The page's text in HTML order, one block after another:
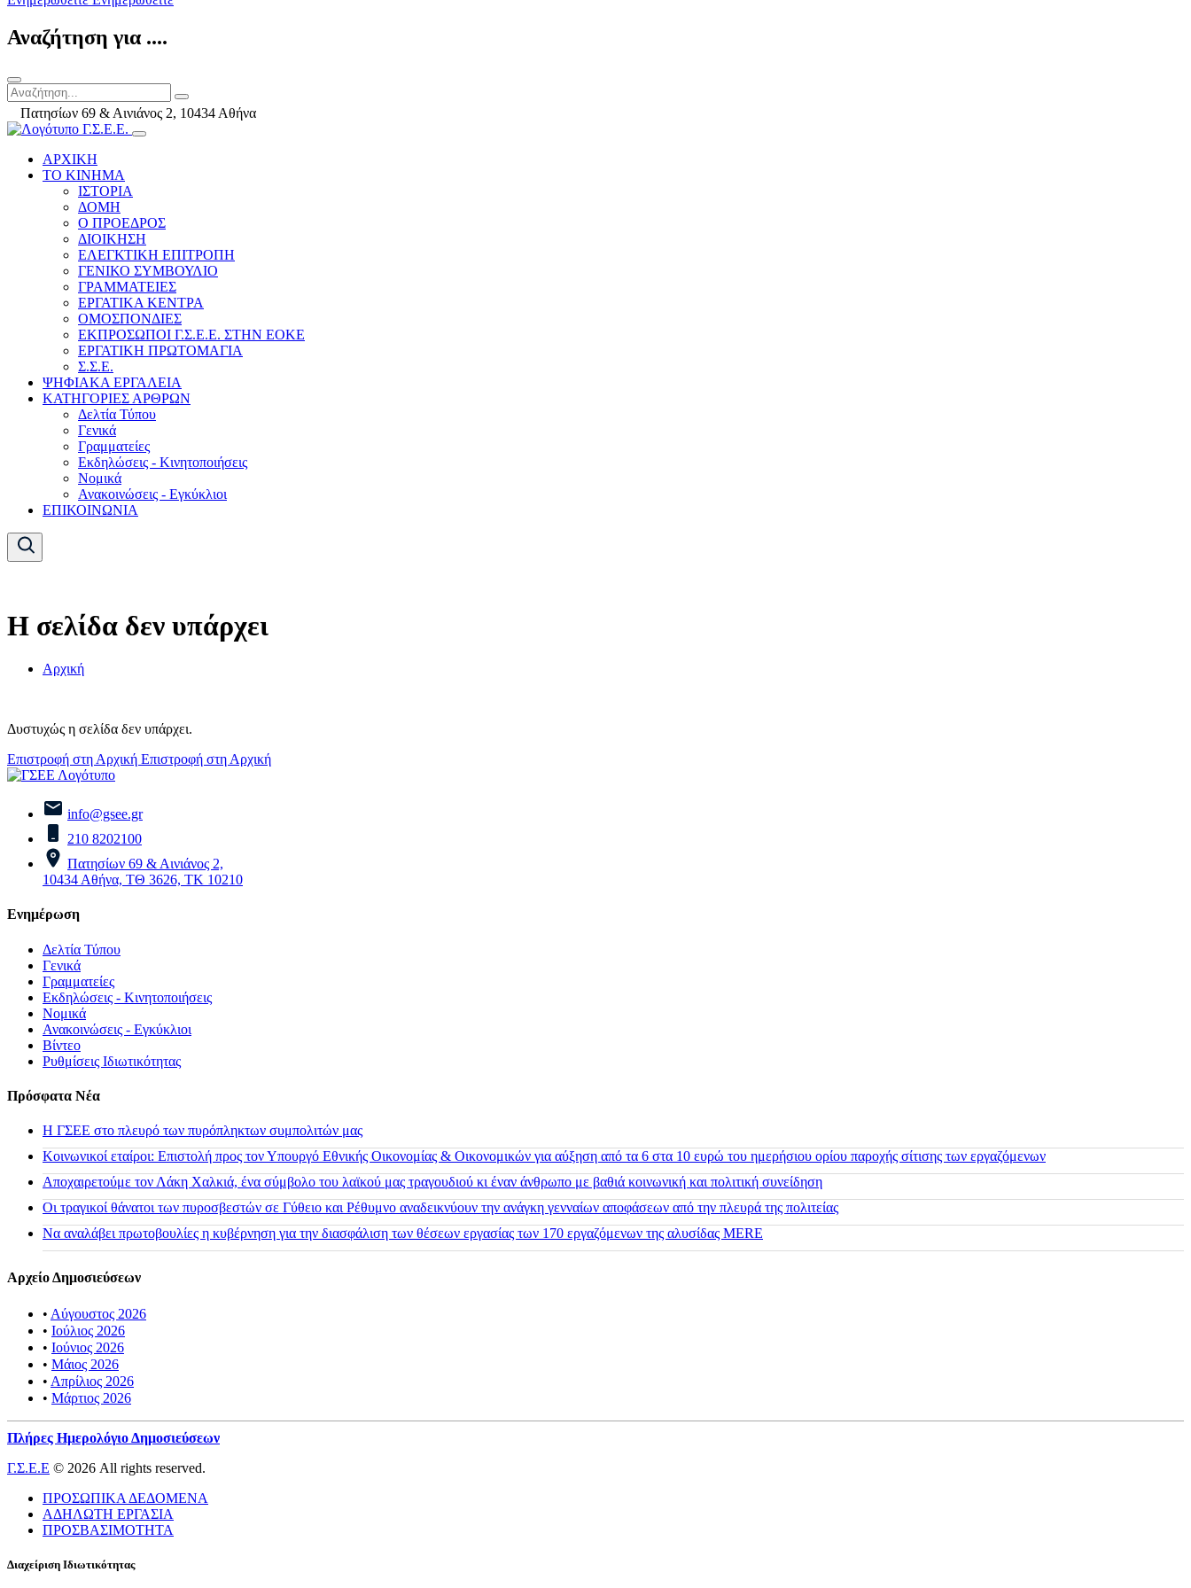
Αναζήτηση για ....
Πατησίων 69 & Αινιάνος 2, 10434 Αθήνα
ΑΡΧΙΚΗ
ΤΟ ΚΙΝΗΜΑ
ΙΣΤΟΡΙΑ
ΔΟΜΗ
Ο ΠΡΟΕΔΡΟΣ
ΔΙΟΙΚΗΣΗ
ΕΛΕΓΚΤΙΚΗ ΕΠΙΤΡΟΠΗ
ΓΕΝΙΚΟ ΣΥΜΒΟΥΛΙΟ
ΓΡΑΜΜΑΤΕΙΕΣ
ΕΡΓΑΤΙΚΑ ΚΕΝΤΡΑ
ΟΜΟΣΠΟΝΔΙΕΣ
ΕΚΠΡΟΣΩΠΟΙ Γ.Σ.Ε.Ε. ΣΤΗΝ ΕΟΚΕ
ΕΡΓΑΤΙΚΗ ΠΡΩΤΟΜΑΓΙΑ
Σ.Σ.Ε.
ΨΗΦΙΑΚΑ ΕΡΓΑΛΕΙΑ
ΚΑΤΗΓΟΡΙΕΣ ΑΡΘΡΩΝ
Δελτία Τύπου
Γενικά
Γραμματείες
Εκδηλώσεις - Κινητοποιήσεις
Νομικά
Ανακοινώσεις - Εγκύκλιοι
ΕΠΙΚΟΙΝΩΝΙΑ
Η σελίδα δεν υπάρχει
Αρχική
Δυστυχώς η σελίδα δεν υπάρχει.
Επιστροφή στη Αρχική Επιστροφή στη Αρχική
info@gsee.gr
210 8202100
Πατησίων 69 & Αινιάνος 2,
10434 Αθήνα, ΤΘ 3626, ΤΚ 10210
Ενημέρωση
Δελτία Τύπου
Γενικά
Γραμματείες
Εκδηλώσεις - Κινητοποιήσεις
Νομικά
Ανακοινώσεις - Εγκύκλιοι
Βίντεο
Ρυθμίσεις Ιδιωτικότητας
Πρόσφατα Νέα
H ΓΣΕΕ στο πλευρό των πυρόπληκτων συμπολιτών μας
Κοινωνικοί εταίροι: Επιστολή προς τον Υπουργό Εθνικής Οικονομίας & Οικονομικών για αύξηση από τα 6 στα 10 ευρώ του ημερήσιου ορίου παροχής σίτισης των εργαζόμενων
Αποχαιρετούμε τον Λάκη Χαλκιά, ένα σύμβολο του λαϊκού μας τραγουδιού κι έναν άνθρωπο με βαθιά κοινωνική και πολιτική συνείδηση
Οι τραγικοί θάνατοι των πυροσβεστών σε Γύθειο και Ρέθυμνο αναδεικνύουν την ανάγκη γενναίων αποφάσεων από την πλευρά της πολιτείας
Να αναλάβει πρωτοβουλίες η κυβέρνηση για την διασφάλιση των θέσεων εργασίας των 170 εργαζόμενων της αλυσίδας MERE
Αρχείο Δημοσιεύσεων
• Αύγουστος 2026
• Ιούλιος 2026
• Ιούνιος 2026
• Μάιος 2026
• Απρίλιος 2026
• Μάρτιος 2026
Πλήρες Ημερολόγιο Δημοσιεύσεων
Γ.Σ.Ε.Ε © 2026 All rights reserved.
ΠΡΟΣΩΠΙΚΑ ΔΕΔΟΜΕΝΑ
ΑΔΗΛΩΤΗ ΕΡΓΑΣΙΑ
ΠΡΟΣΒΑΣΙΜΟΤΗΤΑ
Διαχείριση Ιδιωτικότητας